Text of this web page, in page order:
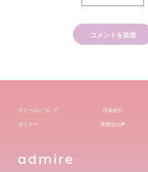
スクールについて 代表紹介
セミナー
受講生の声